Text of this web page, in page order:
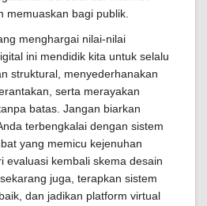
memuaskan bagi publik.
menghargai nilai-nilai
ini mendidik kita untuk selalu
struktural, menyederhanakan
serta merayakan
batas. Jangan biarkan
terbengkalai dengan sistem
yang memicu kejenuhan
evaluasi kembali skema desain
juga, terapkan sistem
dan jadikan platform virtual